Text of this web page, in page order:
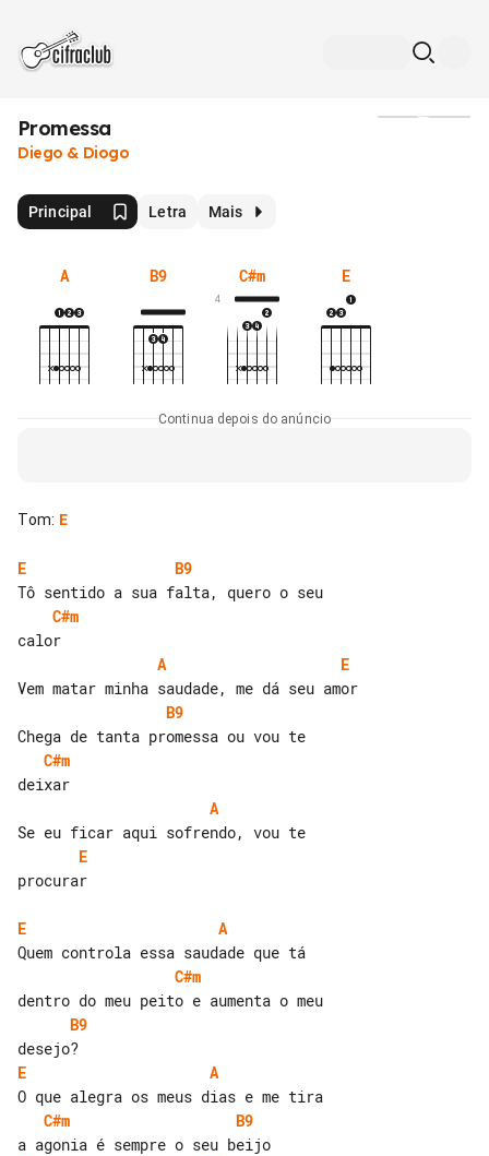
Promessa
Diego & Diogo
Principal Letra Mais
A B9 C#m
4
E
Continua depois do anúncio
Tom: E
E
B9
C#m
A
E
B9
C#m
A
E
procurar
E
A
C#m
B9
E
A
C#m
B9